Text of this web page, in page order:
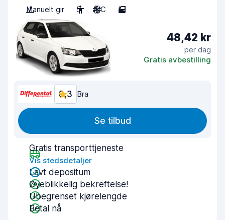
Manuelt gir
5 A/C 5
48,42 kr
per dag
Gratis avbestilling
8,3 Bra
Se tilbud
Gratis transporttjeneste
Vis stedsdetaljer
Lavt depositum
Øyeblikkelig bekreftelse!
Ubegrenset kjørelengde
Betal nå